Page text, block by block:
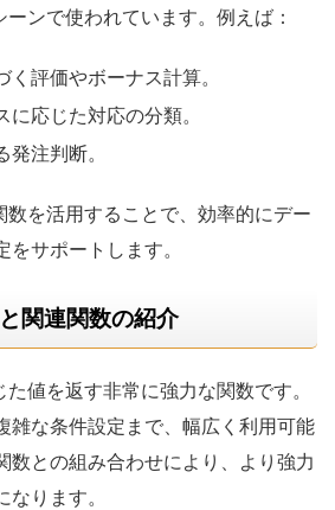
ンで使われています。例えば：
評価やボーナス計算。
に応じた対応の分類。
注判断。
数を活用することで、効率的にデー
サポートします。
関連関数の紹介
値を返す非常に強力な関数です。
雑な条件設定まで、幅広く利用可能
数との組み合わせにより、より強力
ります。